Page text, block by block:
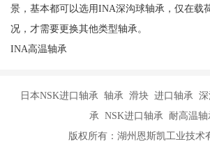
景，基本都可以选用INA深沟球轴承，仅在载
况，才需要更换其他类型轴承。
INA高温轴承
日本NSK进口轴承 轴承 滑块 进口轴承
承 NSK进口轴承 耐高温轴
版权所有：湖州恩斯凯工业技术